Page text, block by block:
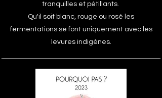
tranquilles et pétillants.
Qu'il soit blanc, rouge ou rosé les
fermentations se font uniquement avec les
levures indigènes.